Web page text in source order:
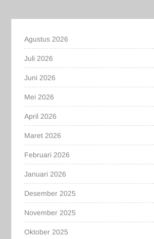
Agustus 2026
Juli 2026
Juni 2026
Mei 2026
April 2026
Maret 2026
Februari 2026
Januari 2026
Desember 2025
November 2025
Oktober 2025